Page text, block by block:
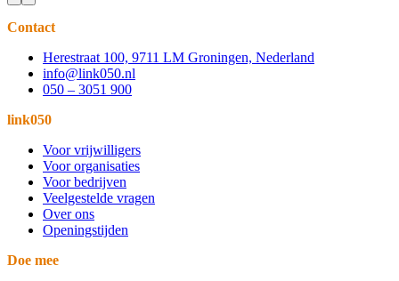
Contact
Herestraat 100, 9711 LM Groningen, Nederland
info@link050.nl
050 – 3051 900
link050
Voor vrijwilligers
Voor organisaties
Voor bedrijven
Veelgestelde vragen
Over ons
Openingstijden
Doe mee